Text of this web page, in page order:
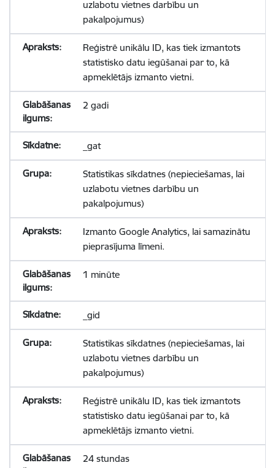
uzlabotu vietnes darbību un
pakalpojumus)
Reģistrē unikālu ID, kas tiek izmantots
statistisko datu iegūšanai par to, kā
apmeklētājs izmanto vietni.
2 gadi
_gat
Statistikas sīkdatnes (nepieciešamas, lai
uzlabotu vietnes darbību un
pakalpojumus)
Izmanto Google Analytics, lai samazinātu
pieprasījuma līmeni.
1 minūte
_gid
Statistikas sīkdatnes (nepieciešamas, lai
uzlabotu vietnes darbību un
pakalpojumus)
Reģistrē unikālu ID, kas tiek izmantots
statistisko datu iegūšanai par to, kā
apmeklētājs izmanto vietni.
24 stundas